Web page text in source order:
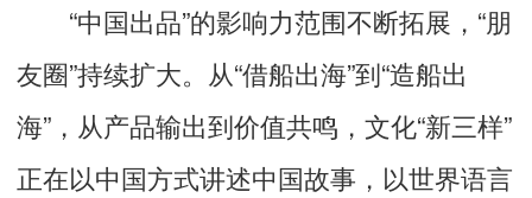
“中国出品”的影响力范围不断拓展，“朋
友圈”持续扩大。从“借船出海”到“造船出
海”，从产品输出到价值共鸣，文化“新三样”
正在以中国方式讲述中国故事，以世界语言